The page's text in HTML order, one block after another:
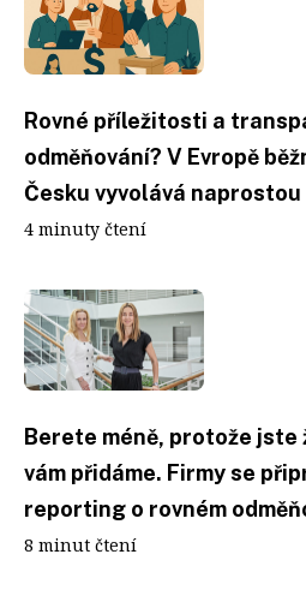
Rovné příležitosti a
odměňování? V Evropě
Česku vyvolává naprostou
4 minuty čtení
Berete méně, protože jste
vám přidáme. Firmy se
reporting o rovném
8 minut čtení